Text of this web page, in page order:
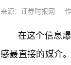
来源：证券时报网
在这个信息
感最直接的媒介